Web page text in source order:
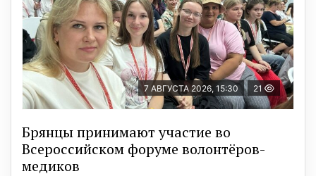
7 АВГУСТА 2026, 15:30 21
Брянцы принимают участие во
Всероссийском форуме волонтёров-
медиков